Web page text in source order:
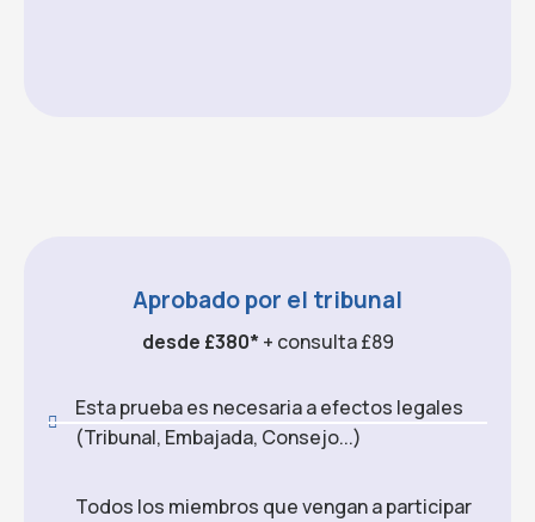
Aprobado por el tribunal
desde £380* + consulta £89
Esta prueba es necesaria a efectos legales
(Tribunal, Embajada, Consejo...)
Todos los miembros que vengan a participar